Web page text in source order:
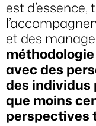
est
et des
avec des
des individus
que moins
perspectives